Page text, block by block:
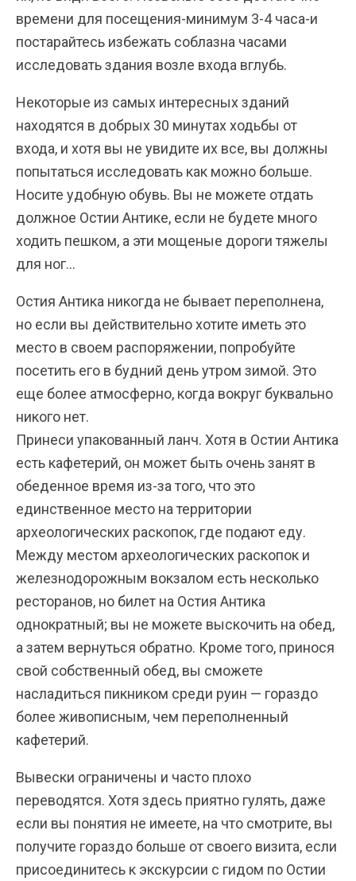
времени для посещения-минимум 3-4 часа-и
постарайтесь избежать соблазна часами
исследовать здания возле входа вглубь.
Некоторые из самых интересных зданий
находятся в добрых 30 минутах ходьбы от
входа, и хотя вы не увидите их все, вы должны
попытаться исследовать как можно больше.
Носите удобную обувь. Вы не можете отдать
должное Остии Антике, если не будете много
ходить пешком, а эти мощеные дороги тяжелы
для ног…
Остия Антика никогда не бывает переполнена,
но если вы действительно хотите иметь это
место в своем распоряжении, попробуйте
посетить его в будний день утром зимой. Это
еще более атмосферно, когда вокруг буквально
никого нет.
Принеси упакованный ланч. Хотя в Остии Антика
есть кафетерий, он может быть очень занят в
обеденное время из-за того, что это
единственное место на территории
археологических раскопок, где подают еду.
Между местом археологических раскопок и
железнодорожным вокзалом есть несколько
ресторанов, но билет на Остия Антика
однократный; вы не можете выскочить на обед,
а затем вернуться обратно. Кроме того, принося
свой собственный обед, вы сможете
насладиться пикником среди руин — гораздо
более живописным, чем переполненный
кафетерий.
Вывески ограничены и часто плохо
переводятся. Хотя здесь приятно гулять, даже
если вы понятия не имеете, на что смотрите, вы
получите гораздо больше от своего визита, если
присоединитесь к экскурсии с гидом по Остии